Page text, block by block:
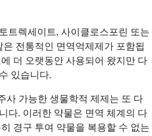
트렉세이트, 사이클로스포린 또는
전통적인 면역억제제가 포함됩
더 오랫동안 사용되어 왔지만 다
있습니다.
사 가능한 생물학적 제제는 또 다
다. 이러한 약물은 면역 체계의 다
경구 투여 약물을 복용할 수 없는